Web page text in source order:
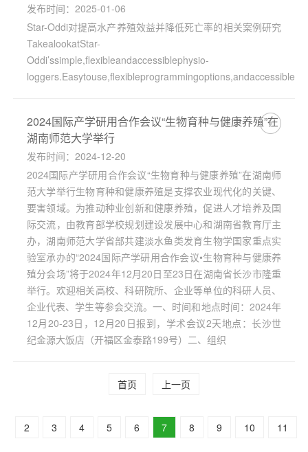
发布时间：2025-01-06
Star-Oddi对提高水产养殖效益并降低死亡率的相关案例研究
TakealookatStar-
Oddi’ssimple,flexibleandaccessiblephysio-
2024国际产学研用合作会议“生物育种与健康养殖”在
湖南师范大学举行
发布时间：2024-12-20
2024国际产学研用合作会议“生物育种与健康养殖”在湖南师
范大学举行生物育种和健康养殖是支撑农业现代化的关键、
要害领域。为推动种业创新和健康养殖，促进人才培养及国
际交流，由教育部学校规划建设发展中心和湖南省教育厅主
办，湖南师范大学省部共建淡水鱼类发育生物学国家重点实
验室承办的“2024国际产学研用合作会议•生物育种与健康养
殖分会场”将于2024年12月20日至23日在湖南省长沙市隆重
举行。欢迎相关高校、科研院所、企业等单位的科研人员、
企业代表、学生等参会交流。一、时间和地点时间：2024年
12月20-23日，12月20日报到，学术会议2天地点：长沙世
纪金源大饭店（开福区金泰路199号）二、组织
首页 上一页
2 3 4 5 6 7 8 9 10 11